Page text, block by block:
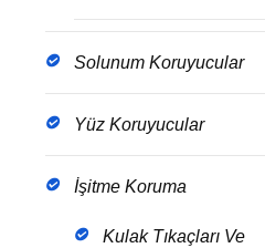
Solunum Koruyucular
Yüz Koruyucular
İşitme Koruma
Kulak Tıkaçları Ve